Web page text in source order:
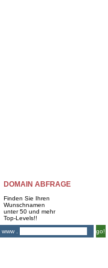
DOMAIN ABFRAGE
Finden Sie Ihren
Wunschnamen
unter 50 und mehr
Top-Levels!!
www .
go!